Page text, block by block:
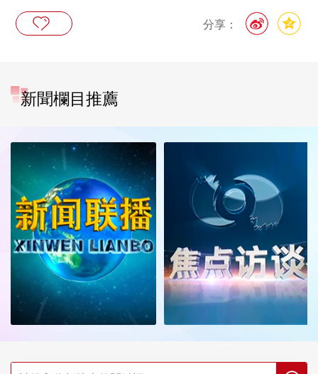
分享：
新聞欄目推薦